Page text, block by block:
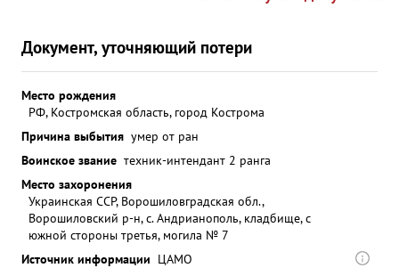
Документ, уточняющий потери
Место рождения
РФ, Костромская область, город Кострома
Причина выбытия умер от ран
Воинское звание техник-интендант 2 ранга
Место захоронения
Украинская ССР, Ворошиловградская обл.,
Ворошиловский р-н, с. Андрианополь, кладбище, с
южной стороны третья, могила № 7
Источник информации ЦАМО